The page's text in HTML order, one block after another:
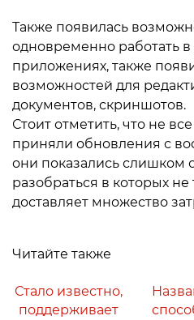
Также появилась
одновременно работать в
приложениях, также
возможностей для
документов, скриншотов.
Стоит отметить, что не
приняли обновления с
они показались слишком
разобраться в которых не
доставляет множество
Читайте также
Стало известно,
поддерживает